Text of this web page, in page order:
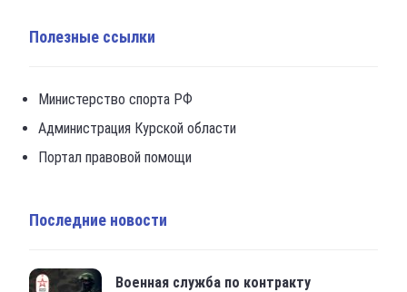
Полезные ссылки
Министерство спорта РФ
Администрация Курской области
Портал правовой помощи
Последние новости
Военная служба по контракту